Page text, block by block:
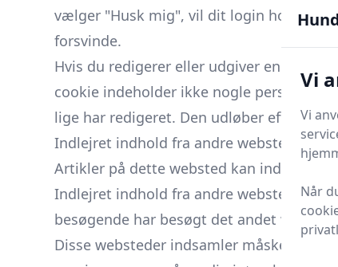
vælger "Husk mig", vil dit login holde i to
forsvinde.
Hvis du redigerer eller udgiver en artikel,
cookie indeholder ikke nogle personlige
lige har redigeret. Den udløber efter 1
Indlejret indhold fra andre websteder
Artikler på dette websted kan indeholde
Indlejret indhold fra andre websteder
besøgende har besøgt det andet
Disse websteder indsamler måske data
Vi
Vi
Når